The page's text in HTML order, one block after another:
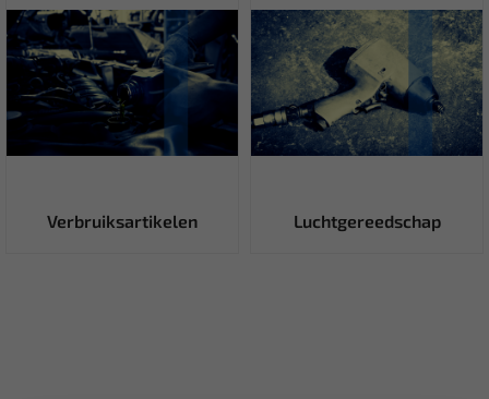
Verbruiksartikelen Luchtgereedschap